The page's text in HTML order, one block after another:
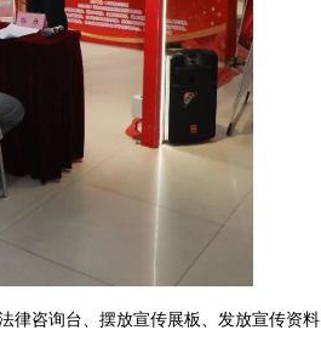
咨询台、摆放宣传展板、发放宣传资料